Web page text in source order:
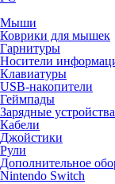
Мыши
Коврики для мышек
Гарнитуры
Носители
Клавиатуры
USB-накопители
Геймпады
Зарядные устройства
Кабели
Джойстики
Рули
Дополнительное
Nintendo Switch